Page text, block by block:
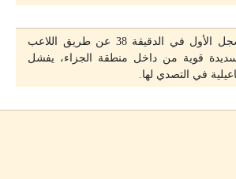
وكان الزمالك قد سجل الأول في الدقيقة 38 عن طريق اللاعب
قوية من داخل منطقة الجزاء، يفشل
في التصدي لها.